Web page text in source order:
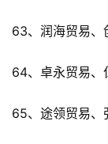
63、润海贸易、
64、卓永贸易、
65、途领贸易、